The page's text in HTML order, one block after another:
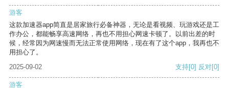
游客
这款加速器app简直是居家旅行必备神器，无论是看视频、玩游戏还是工
作办公，都能畅享高速网络，再也不用担心网速卡顿了。以前出差的时
候，经常因为网速慢而无法正常使用网络，现在有了这个app，我再也不
用担心了。
2025-09-02
支持[0] 反对[0]
游客